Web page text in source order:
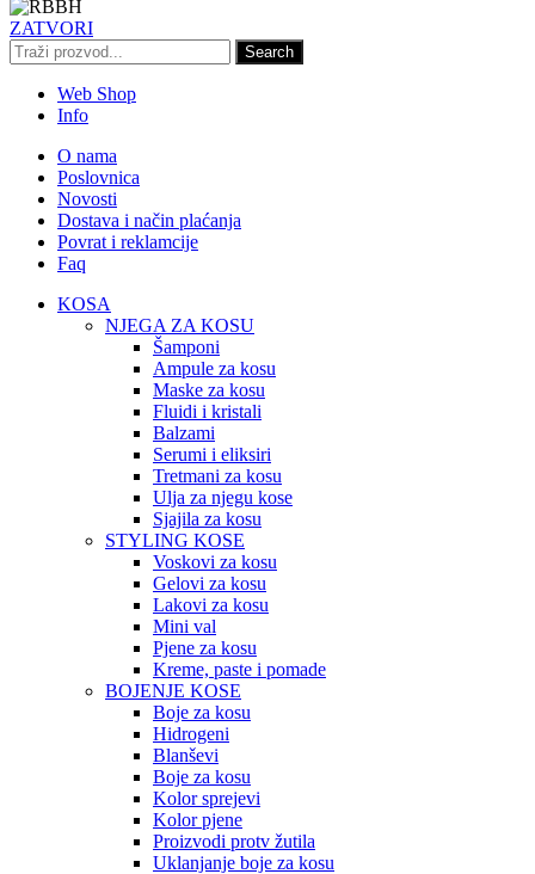
ZATVORI
Search
Web Shop
Info
O nama
Poslovnica
Novosti
Dostava i način plaćanja
Povrat i reklamcije
Faq
KOSA
NJEGA ZA KOSU
Šamponi
Ampule za kosu
Maske za kosu
Fluidi i kristali
Balzami
Serumi i eliksiri
Tretmani za kosu
Ulja za njegu kose
Sjajila za kosu
STYLING KOSE
Voskovi za kosu
Gelovi za kosu
Lakovi za kosu
Mini val
Pjene za kosu
Kreme, paste i pomade
BOJENJE KOSE
Boje za kosu
Hidrogeni
Blanševi
Boje za kosu
Kolor sprejevi
Kolor pjene
Proizvodi protv žutila
Uklanjanje boje za kosu